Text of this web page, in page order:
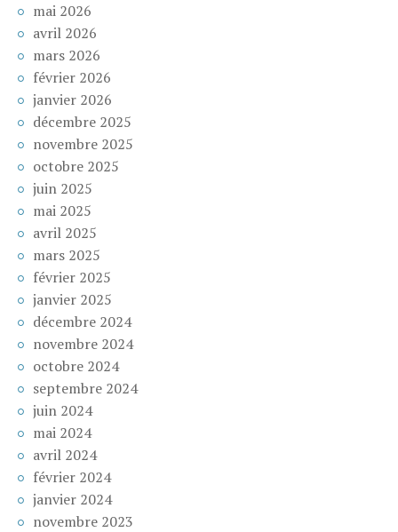
mai 2026
avril 2026
mars 2026
février 2026
janvier 2026
décembre 2025
novembre 2025
octobre 2025
juin 2025
mai 2025
avril 2025
mars 2025
février 2025
janvier 2025
décembre 2024
novembre 2024
octobre 2024
septembre 2024
juin 2024
mai 2024
avril 2024
février 2024
janvier 2024
novembre 2023